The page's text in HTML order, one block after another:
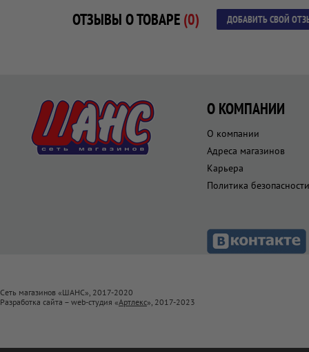
ОТЗЫВЫ О ТОВАРЕ (0) ДОБАВИТЬ СВОЙ
О КОМПАНИИ
О компании
Адреса магазинов
Карьера
Политика безопасности
Сеть магазинов «ШАНС», 2017-2020
Разработка сайта – web-студия «Артлекс», 2017-2023